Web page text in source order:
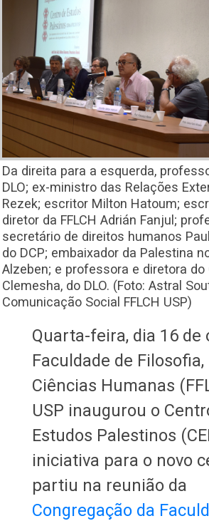
Da direita para a esquerda,
DLO; ex-ministro das Relações
Rezek; escritor Milton Hatoum;
diretor da FFLCH Adrián Fanjul;
secretário de direitos humanos
do DCP; embaixador da Palestina
Alzeben; e professora e diretora do
Clemesha, do DLO. (Foto: Astral
Comunicação Social FFLCH USP)
Quarta-feira, dia 16 de
Faculdade de
Ciências Humanas
USP inaugurou o
Estudos Palestinos
iniciativa para o novo
partiu na reunião da
Congregação da